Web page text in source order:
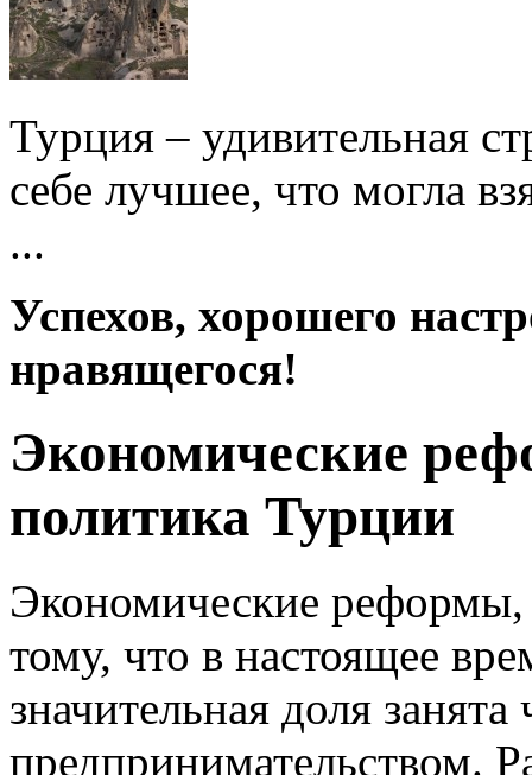
Турция – удивительная
себе лучшее, что могла
...
Успехов, хорошего
нравящегося!
Экономические
политика Турции
Экономические реформы,
тому, что в настоящее
значительная доля
предпринимательством.